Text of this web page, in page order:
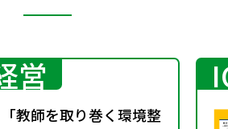
営
「教師を取り巻く環境整